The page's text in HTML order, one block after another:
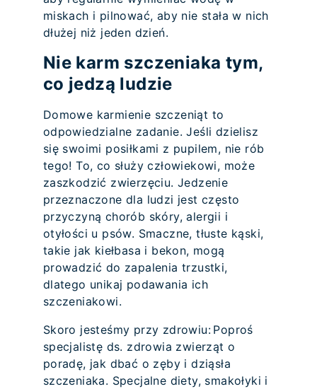
miskach i pilnować, aby nie stała w nich
dłużej niż jeden dzień.
Nie karm szczeniaka tym,
co jedzą ludzie
Domowe karmienie szczeniąt to
odpowiedzialne zadanie. Jeśli dzielisz
się swoimi posiłkami z pupilem, nie rób
tego! To, co służy człowiekowi, może
zaszkodzić zwierzęciu. Jedzenie
przeznaczone dla ludzi jest często
przyczyną chorób skóry, alergii i
otyłości u psów. Smaczne, tłuste kąski,
takie jak kiełbasa i bekon, mogą
prowadzić do zapalenia trzustki,
dlatego unikaj podawania ich
szczeniakowi.
Skoro jesteśmy przy zdrowiu: Poproś
specjalistę ds. zdrowia zwierząt o
poradę, jak dbać o zęby i dziąsła
szczeniaka. Specjalne diety, smakołyki i